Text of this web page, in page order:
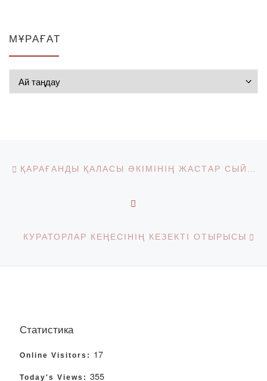
МҰРАҒАТ
Post navigation ҚАРАҒАНДЫ ҚАЛАСЫ ӘКІМІНІҢ ЖАСТАР СЫЙЛЫҒЫНА ӨТІНІМДЕРДІ ҚАБЫЛДАУЫ БАСТАЛДЫ
КУРАТОРЛАР КЕҢЕСІНІҢ КЕЗЕКТІ ОТЫРЫСЫ
Статистика
Online Visitors: 17
Today's Views: 355